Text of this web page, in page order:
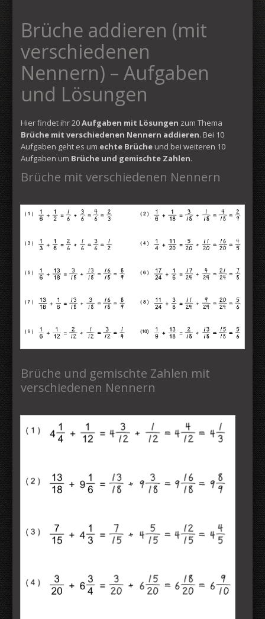
Brüche addieren (mit
verschiedenen
Nennern) – Aufgaben
und Lösungen
Hier findet ihr 20Aufgaben mit Lösungen zum Thema
Brüche mit verschiedenen Nennern addieren. Bei 10
Aufgaben geht es um echte Brüche und bei weiteren 10
Aufgaben um Brüche und gemischte Zahlen.
Brüche mit verschiedenen Nennern
Brüche und gemischte Zahlen mit
verschiedenen Nennern